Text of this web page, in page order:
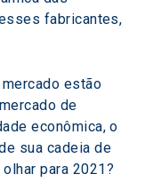
fabricantes,
estão
de
econômica, o
sua cadeia de
para 2021?